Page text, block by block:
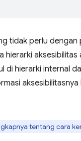
tidak perlu dengan
di hierarki internal
tentang cara